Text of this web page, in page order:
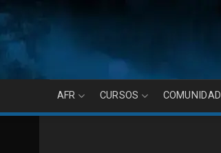
content
AFR CURSOS COMUNIDAD